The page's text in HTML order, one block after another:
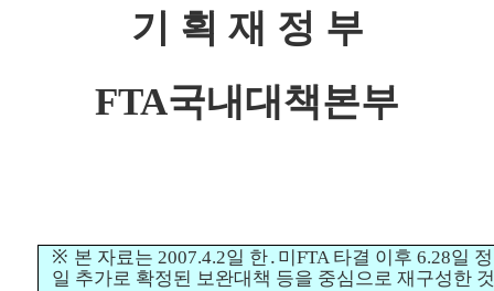
기 획 재 정 부
FTA국내대책본부
※ 본 자료는 2007.4.2일 한․미FTA 타결 이후 6.28일
일 추가로 확정된 보완대책 등을 중심으로 재구성한